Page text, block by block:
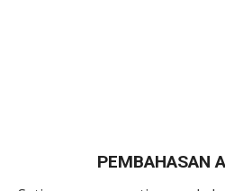
PEMBAHASAN